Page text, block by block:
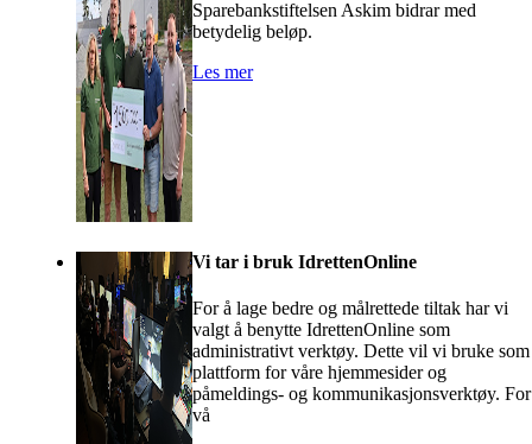
Sparebankstiftelsen Askim bidrar med
betydelig beløp.
Les mer
Vi tar i bruk IdrettenOnline
For å lage bedre og målrettede tiltak har vi
valgt å benytte IdrettenOnline som
administrativt verktøy. Dette vil vi bruke som
plattform for våre hjemmesider og
påmeldings- og kommunikasjonsverktøy. For
vå